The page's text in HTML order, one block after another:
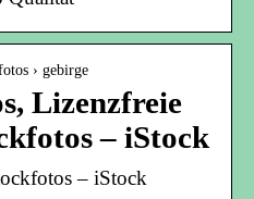
› gebirge
Lizenzfreie
– iStock
– iStock